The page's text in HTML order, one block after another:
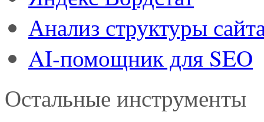
Анализ структуры
AI-помощник для SEO
Остальные инструменты